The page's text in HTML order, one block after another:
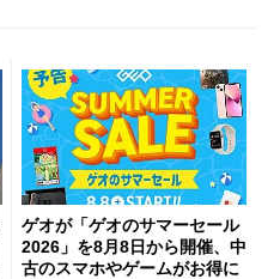
ゲオが「ゲオのサマーセール
2026」を8月8日から開催、中
古のスマホやゲームがお得に